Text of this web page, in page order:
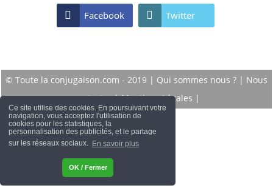
Ce site utilise des cookies. En poursuivant votre
navigation, vous acceptez l'utilisation de
cookies pour les statistiques, la
personnalisation des publicités, et le partage
sur les réseaux sociaux. En savoir plus
OK / Fermer
 Facebook  Twitter
© Toute la conjugaison.com - 2019 | Qui sommes nous ? | Nous
contacter|Mentions Légales |